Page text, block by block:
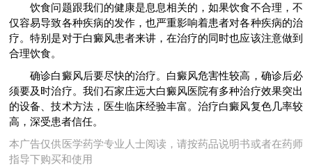
饮食问题跟我们的健康是息息相关的，如果饮食不合理，不
仅容易导致各种疾病的发作，也严重影响着患者对各种疾病的治
疗。特别是对于白癜风患者来讲，在治疗的同时也应该注意做到
合理饮食。
确诊白癜风后要尽快的治疗。白癜风危害性较高，确诊后必
须要及时治疗。我们石家庄远大白癜风医院有多种治疗效果突出
的设备、技术方法，医生临床经验丰富。治疗白癜风复色几率较
高，深受患者信任。
本广告仅供医学药学专业人士阅读，请按药品说明书或者在药师
指导下购买和使用